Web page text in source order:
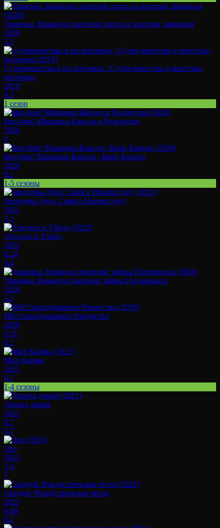
Драконы. Команда спасения: охота за золотым драконом
2020
5.5
Супермонстры и их питомцы / Супер-монстры и монстры-
питомцы
2019
6.3
1 сезон
Бип-бип! Машинка Карсон и Рождество
2020
6
Бип-бип! Машинка Карсон / Кори Карсон
2020
8.1
1-5 сезоны
Звездочка Зоуи. Сияй в Новом году!
2021
5.3
Уэнделл и Уайлд
2022
6.24
6.4
Драконы. Команда спасения: тайны Песнекрыла
2020
5.2
ИКСтраординарное Рождество
2020
6.31
6.2
Мир Кармы
2021
6.7
1-4 сезоны
Дорога домой
2021
6.7
6.7
Лео
2023
7.4
7
Скрудж: Рождественская песнь
2022
6.69
6.2